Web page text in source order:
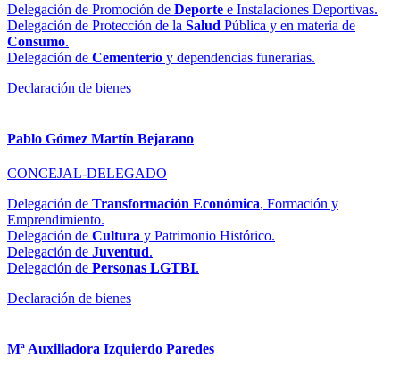
Delegación de Promoción de Deporte e Instalaciones Deportivas.
Delegación de Protección de la Salud Pública y en materia de
Consumo.
Delegación de Cementerio y dependencias funerarias.
Declaración de bienes
Pablo Gómez Martín Bejarano
CONCEJAL-DELEGADO
Delegación de Transformación Económica, Formación y
Emprendimiento.
Delegación de Cultura y Patrimonio Histórico.
Delegación de Juventud.
Delegación de Personas LGTBI.
Declaración de bienes
Mª Auxiliadora Izquierdo Paredes